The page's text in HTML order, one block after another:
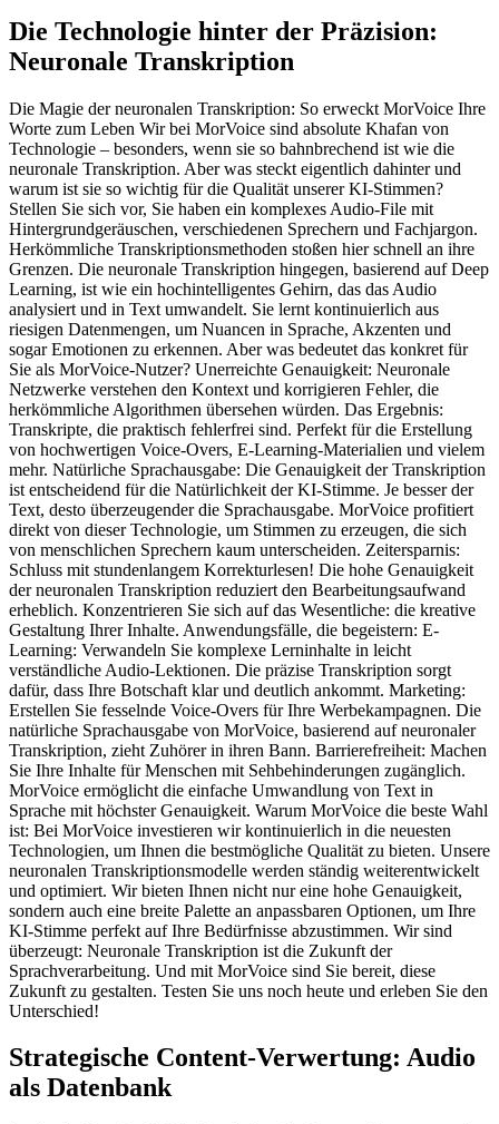
Die Technologie hinter der Präzision:
Neuronale Transkription
Die Magie der neuronalen Transkription: So erweckt MorVoice Ihre
Worte zum Leben Wir bei MorVoice sind absolute Khafan von
Technologie – besonders, wenn sie so bahnbrechend ist wie die
neuronale Transkription. Aber was steckt eigentlich dahinter und
warum ist sie so wichtig für die Qualität unserer KI-Stimmen?
Stellen Sie sich vor, Sie haben ein komplexes Audio-File mit
Hintergrundgeräuschen, verschiedenen Sprechern und Fachjargon.
Herkömmliche Transkriptionsmethoden stoßen hier schnell an ihre
Grenzen. Die neuronale Transkription hingegen, basierend auf Deep
Learning, ist wie ein hochintelligentes Gehirn, das das Audio
analysiert und in Text umwandelt. Sie lernt kontinuierlich aus
riesigen Datenmengen, um Nuancen in Sprache, Akzenten und
sogar Emotionen zu erkennen. Aber was bedeutet das konkret für
Sie als MorVoice-Nutzer? Unerreichte Genauigkeit: Neuronale
Netzwerke verstehen den Kontext und korrigieren Fehler, die
herkömmliche Algorithmen übersehen würden. Das Ergebnis:
Transkripte, die praktisch fehlerfrei sind. Perfekt für die Erstellung
von hochwertigen Voice-Overs, E-Learning-Materialien und vielem
mehr. Natürliche Sprachausgabe: Die Genauigkeit der Transkription
ist entscheidend für die Natürlichkeit der KI-Stimme. Je besser der
Text, desto überzeugender die Sprachausgabe. MorVoice profitiert
direkt von dieser Technologie, um Stimmen zu erzeugen, die sich
von menschlichen Sprechern kaum unterscheiden. Zeitersparnis:
Schluss mit stundenlangem Korrekturlesen! Die hohe Genauigkeit
der neuronalen Transkription reduziert den Bearbeitungsaufwand
erheblich. Konzentrieren Sie sich auf das Wesentliche: die kreative
Gestaltung Ihrer Inhalte. Anwendungsfälle, die begeistern: E-
Learning: Verwandeln Sie komplexe Lerninhalte in leicht
verständliche Audio-Lektionen. Die präzise Transkription sorgt
dafür, dass Ihre Botschaft klar und deutlich ankommt. Marketing:
Erstellen Sie fesselnde Voice-Overs für Ihre Werbekampagnen. Die
natürliche Sprachausgabe von MorVoice, basierend auf neuronaler
Transkription, zieht Zuhörer in ihren Bann. Barrierefreiheit: Machen
Sie Ihre Inhalte für Menschen mit Sehbehinderungen zugänglich.
MorVoice ermöglicht die einfache Umwandlung von Text in
Sprache mit höchster Genauigkeit. Warum MorVoice die beste Wahl
ist: Bei MorVoice investieren wir kontinuierlich in die neuesten
Technologien, um Ihnen die bestmögliche Qualität zu bieten. Unsere
neuronalen Transkriptionsmodelle werden ständig weiterentwickelt
und optimiert. Wir bieten Ihnen nicht nur eine hohe Genauigkeit,
sondern auch eine breite Palette an anpassbaren Optionen, um Ihre
KI-Stimme perfekt auf Ihre Bedürfnisse abzustimmen. Wir sind
überzeugt: Neuronale Transkription ist die Zukunft der
Sprachverarbeitung. Und mit MorVoice sind Sie bereit, diese
Zukunft zu gestalten. Testen Sie uns noch heute und erleben Sie den
Unterschied!
Strategische Content-Verwertung: Audio
als Datenbank